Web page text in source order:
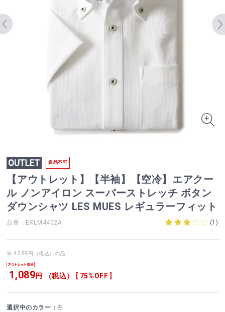
返品不可
【アウトレット】【半袖】【空冷】エアクー
ル ノンアイロン スーパーストレッチ ボタン
ダウンシャツ LES MUES レギュラーフィット
品番：EXLM4402A (1 )
4,389円（税込）の品
1,089円 （税込） [ 75%OFF ]
選択中のカラー： 白